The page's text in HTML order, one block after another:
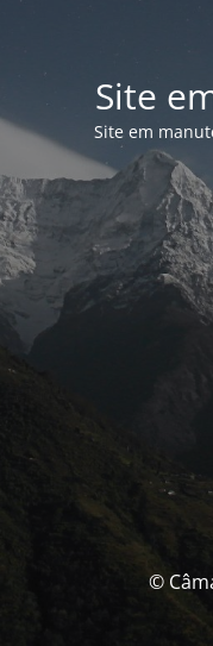
Site
Site em
©